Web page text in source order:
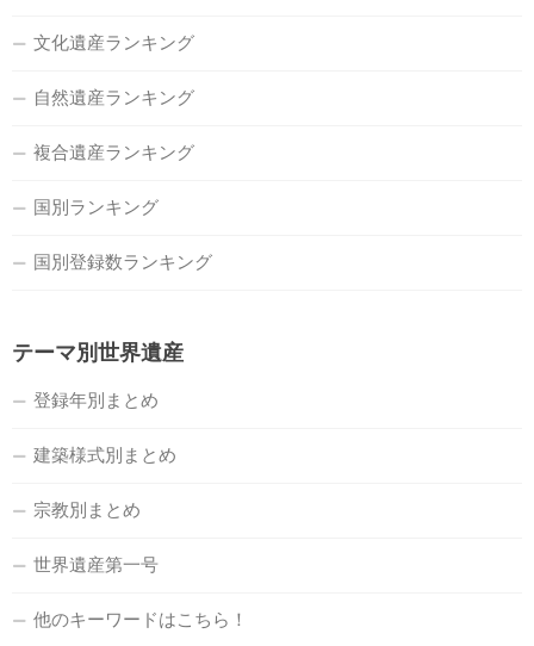
文化遺産ランキング
自然遺産ランキング
複合遺産ランキング
国別ランキング
国別登録数ランキング
テーマ別世界遺産
登録年別まとめ
建築様式別まとめ
宗教別まとめ
世界遺産第一号
他のキーワードはこちら！